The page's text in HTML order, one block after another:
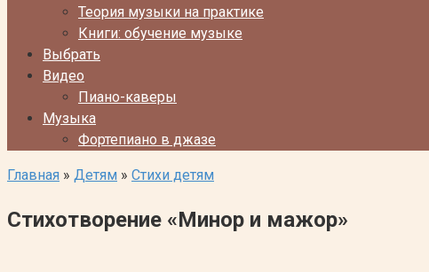
Теория музыки на практике
Книги: обучение музыке
Выбрать
Видео
Пиано-каверы
Музыка
Фортепиано в джазе
Главная » Детям » Стихи детям
Стихотворение «Минор и мажор»